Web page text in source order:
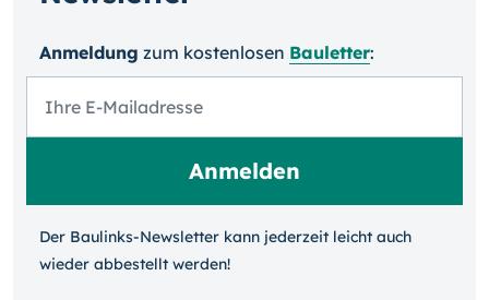
Anmeldung zum kosten­losen Bauletter:
Der Baulinks-Newsletter kann jeder­zeit leicht auch
wieder ab­bestellt werden!